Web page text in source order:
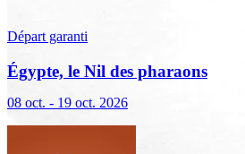
Départ garanti
Égypte, le Nil des pharaons
08 oct. - 19 oct. 2026